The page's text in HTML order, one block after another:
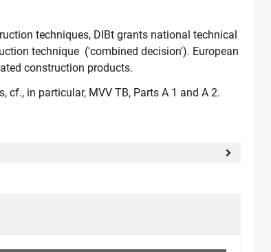
techniques, DIBt grants national technical
technique ('combined decision'). European
construction products.
cf., in particular, MVV TB, Parts A 1 and A 2.